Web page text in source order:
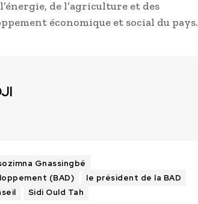
de l’agriculture et des
économique et social du pays.
Gnassingbé
(BAD)
le président de la BAD
Sidi Ould Tah